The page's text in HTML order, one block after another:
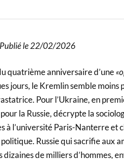
le 22/02/2026
quatrième anniversaire d’une
jours, le Kremlin semble moins
Pour l’Ukraine, en
la Russie, décrypte la
à l’université Paris-Nanterre et
politique. Russie qui sacrifie aux
dizaines de milliers d’hommes,